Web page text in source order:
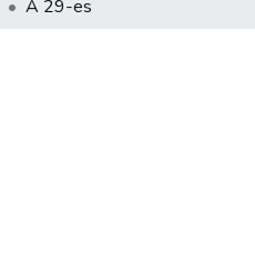
A 29-es